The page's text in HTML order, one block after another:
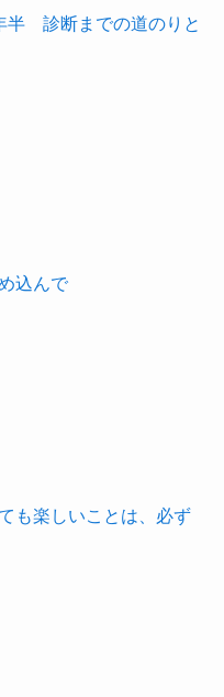
半 診断までの道のりと
込んで
も楽しいことは、必ず